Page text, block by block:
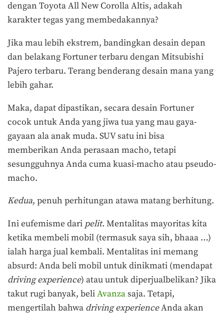
dengan Toyota All New Corolla Altis, adakah
karakter tegas yang membedakannya?
Jika mau lebih ekstrem, bandingkan desain depan
dan belakang Fortuner terbaru dengan Mitsubishi
Pajero terbaru. Terang benderang desain mana yang
lebih gahar.
Maka, dapat dipastikan, secara desain Fortuner
cocok untuk Anda yang jiwa tua yang mau gaya-
gayaan ala anak muda. SUV satu ini bisa
memberikan Anda perasaan macho, tetapi
sesungguhnya Anda cuma kuasi-macho atau pseudo-
macho.
Kedua, penuh perhitungan atawa matang berhitung.
Ini eufemisme dari pelit. Mentalitas mayoritas kita
ketika membeli mobil (termasuk saya sih, bhaaa …)
ialah harga jual kembali. Mentalitas ini memang
absurd: Anda beli mobil untuk dinikmati (mendapat
driving experience) atau untuk diperjualbelikan? Jika
takut rugi banyak, beliAvanzasaja. Tetapi,
mengertilah bahwa driving experienceAnda akan